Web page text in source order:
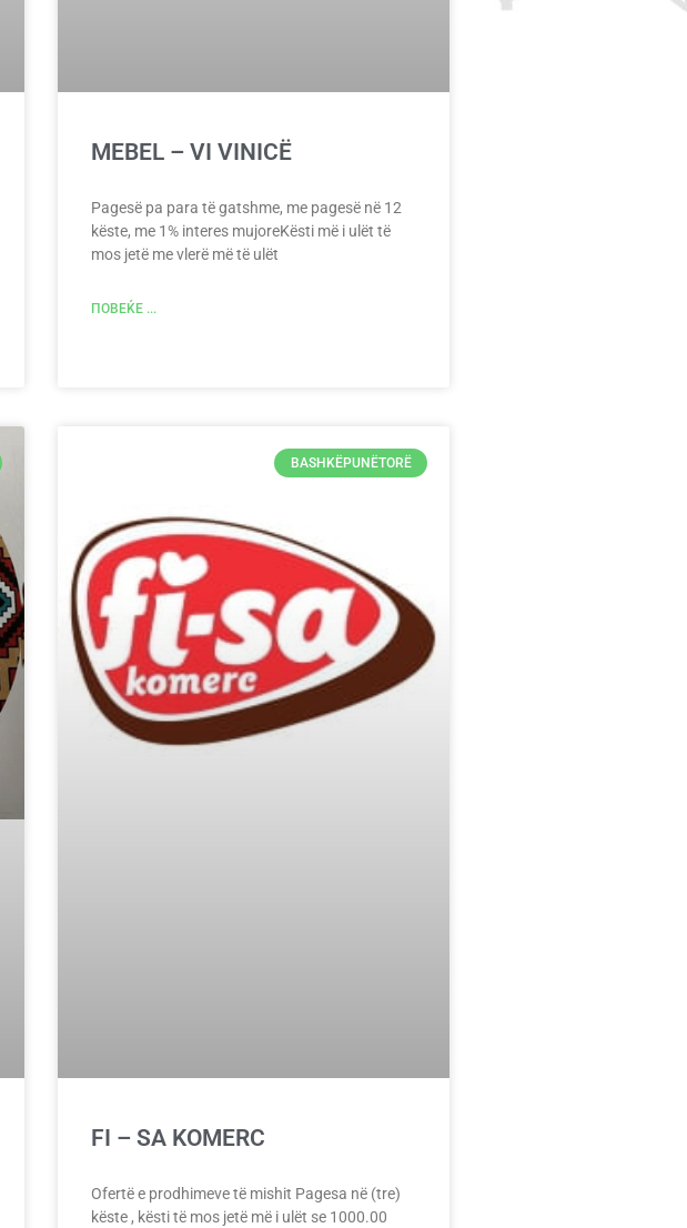
MEBEL – VI VINICË
Pagesë pa para të gatshme, me pagesë në 12
këste, me 1% interes mujoreKësti më i ulët të
mos jetë me vlerë më të ulët
ПОВЕЌЕ ...
BASHKËPUNËTORË
FI – SA KOMERC
Ofertë e prodhimeve të mishit Pagesa në (tre)
këste , kësti të mos jetë më i ulët se 1000.00